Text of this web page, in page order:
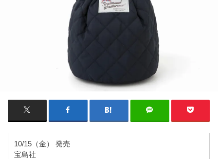
10/15（金） 発売
宝島社